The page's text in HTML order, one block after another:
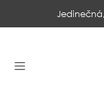
DOMOV